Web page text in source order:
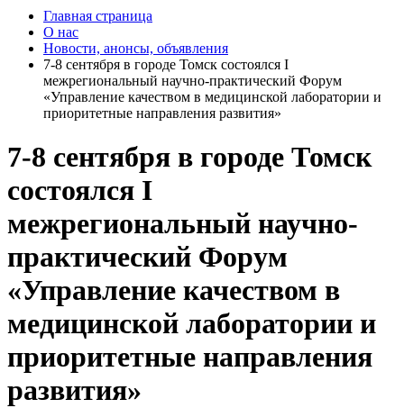
Главная страница
О нас
Новости, анонсы, объявления
7-8 сентября в городе Томск состоялся I
межрегиональный научно-практический Форум
«Управление качеством в медицинской лаборатории и
приоритетные направления развития»
7-8 сентября в городе Томск
состоялся I
межрегиональный научно-
практический Форум
«Управление качеством в
медицинской лаборатории и
приоритетные направления
развития»